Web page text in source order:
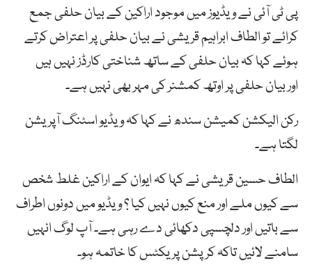
پی ٹی آئی نے ویڈیوز میں موجود اراکین کے بیان حلفی جمع
کرائے تو الطاف ابراہیم قریشی نے بیان حلفی پر اعتراض کرتے
ہوئے کہا کہ بیان حلفی کے ساتھ شناختی کارڈز نہیں ہیں
اور بیان حلفی پر اوتھ کمشنر کی مہر بھی نہیں ہے۔
رکن الیکشن کمیشن سندھ نے کہا کہ ویڈیو اسٹنگ آپریشن
لگتا ہے۔
الطاف حسین قریشی نے کہا کہ ایوان کے اراکین غلط شخص
سے کیوں ملے اور منع کیوں نہیں کیا ؟ ویڈیو میں دونوں اطراف
سے باتیں اور دلچسپی دکھائی دے رہی ہے۔ آپ لوگ انہیں
سامنے لائیں تاکہ کرپشن پریکٹس کا خاتمہ ہو۔